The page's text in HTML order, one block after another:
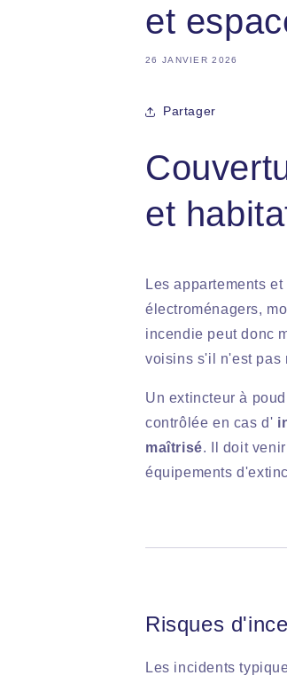
et
26 JANVIER 2026
Partager
et
Les appartements
électroménagers,
incendie peut donc
voisins s'il n'est pas
Un extincteur à
contrôlée en cas d'
maîtrisé. Il doit
équipements
Risques
Les incidents